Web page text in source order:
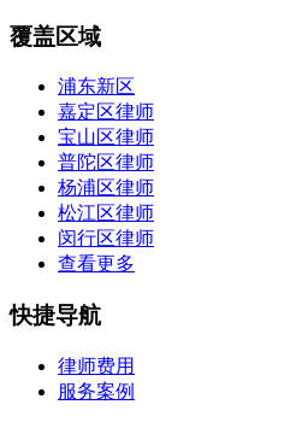
覆盖区域
浦东新区
嘉定区律师
宝山区律师
普陀区律师
杨浦区律师
松江区律师
闵行区律师
查看更多
快捷导航
律师费用
服务案例